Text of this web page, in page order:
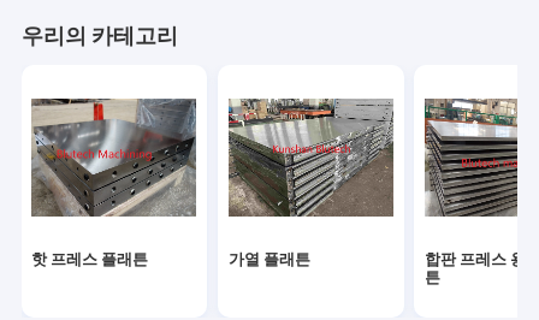
용접된 CNC 프레임
우리의 카테고리
핫 프레스 플래튼 가열 플래튼
합판 프레스 용
튼